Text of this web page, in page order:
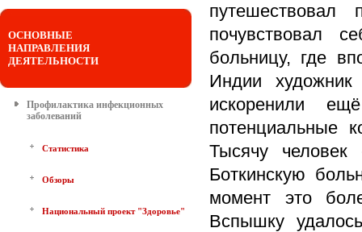
ОСНОВНЫЕ
НАПРАВЛЕНИЯ
ДЕЯТЕЛЬНОСТИ
Профилактика инфекционных
заболеваний
Статистика
Обзоры
Национальный проект "Здоровье"
почувствовал
больницу, где
Индии
искоренили
потенциальные
Тысячу
Боткинскую
момент это
Вспышку